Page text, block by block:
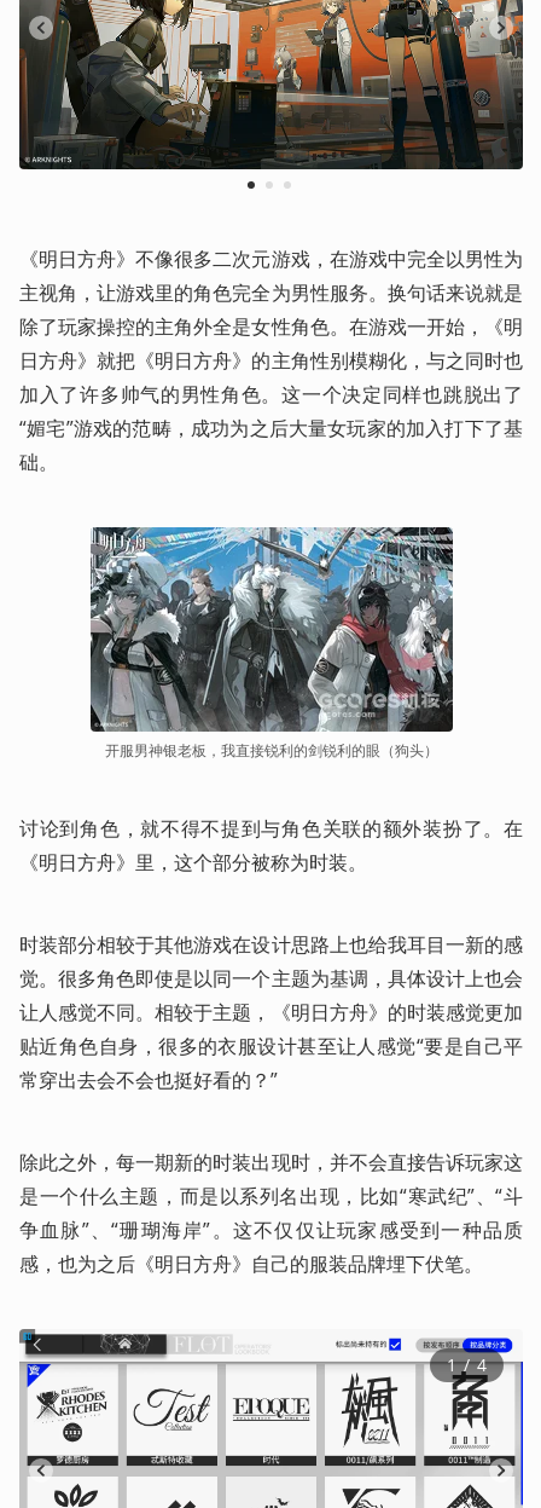
1 2 3
《明日方舟》不像很多二次元游戏，在游戏中完全以男性为
主视角，让游戏里的角色完全为男性服务。换句话来说就是
除了玩家操控的主角外全是女性角色。在游戏一开始，《明
日方舟》就把《明日方舟》的主角性别模糊化，与之同时也
加入了许多帅气的男性角色。这一个决定同样也跳脱出了
“媚宅”游戏的范畴，成功为之后大量女玩家的加入打下了基
础。
开服男神银老板，我直接锐利的剑锐利的眼（狗头）
讨论到角色，就不得不提到与角色关联的额外装扮了。在
《明日方舟》里，这个部分被称为时装。
时装部分相较于其他游戏在设计思路上也给我耳目一新的感
觉。很多角色即使是以同一个主题为基调，具体设计上也会
让人感觉不同。相较于主题，《明日方舟》的时装感觉更加
贴近角色自身，很多的衣服设计甚至让人感觉“要是自己平
常穿出去会不会也挺好看的？”
除此之外，每一期新的时装出现时，并不会直接告诉玩家这
是一个什么主题，而是以系列名出现，比如“寒武纪”、“斗
争血脉”、“珊瑚海岸”。这不仅仅让玩家感受到一种品质
感，也为之后《明日方舟》自己的服装品牌埋下伏笔。
1 / 4